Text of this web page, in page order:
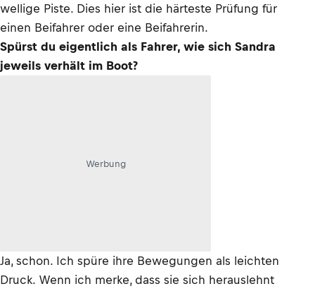
wellige Piste. Dies hier ist die härteste Prüfung für
einen Beifahrer oder eine Beifahrerin.
Spürst du eigentlich als Fahrer, wie sich Sandra
jeweils verhält im Boot?
Werbung
Ja, schon. Ich spüre ihre Bewegungen als leichten
Druck. Wenn ich merke, dass sie sich herauslehnt